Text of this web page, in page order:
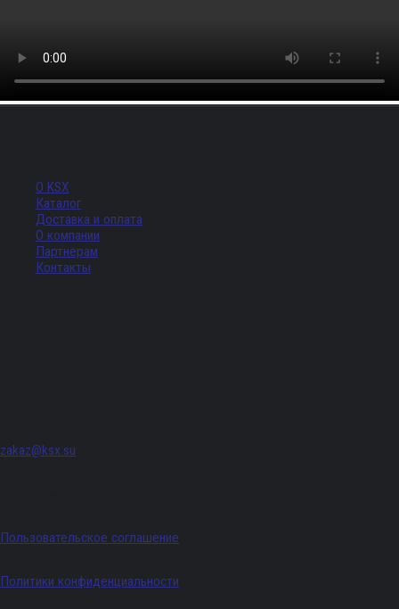
О KSX
Каталог
Доставка и оплата
О компании
Партнерам
Контакты
zakaz@ksx.su
Пользовательское соглашение
Политики конфиденциальности